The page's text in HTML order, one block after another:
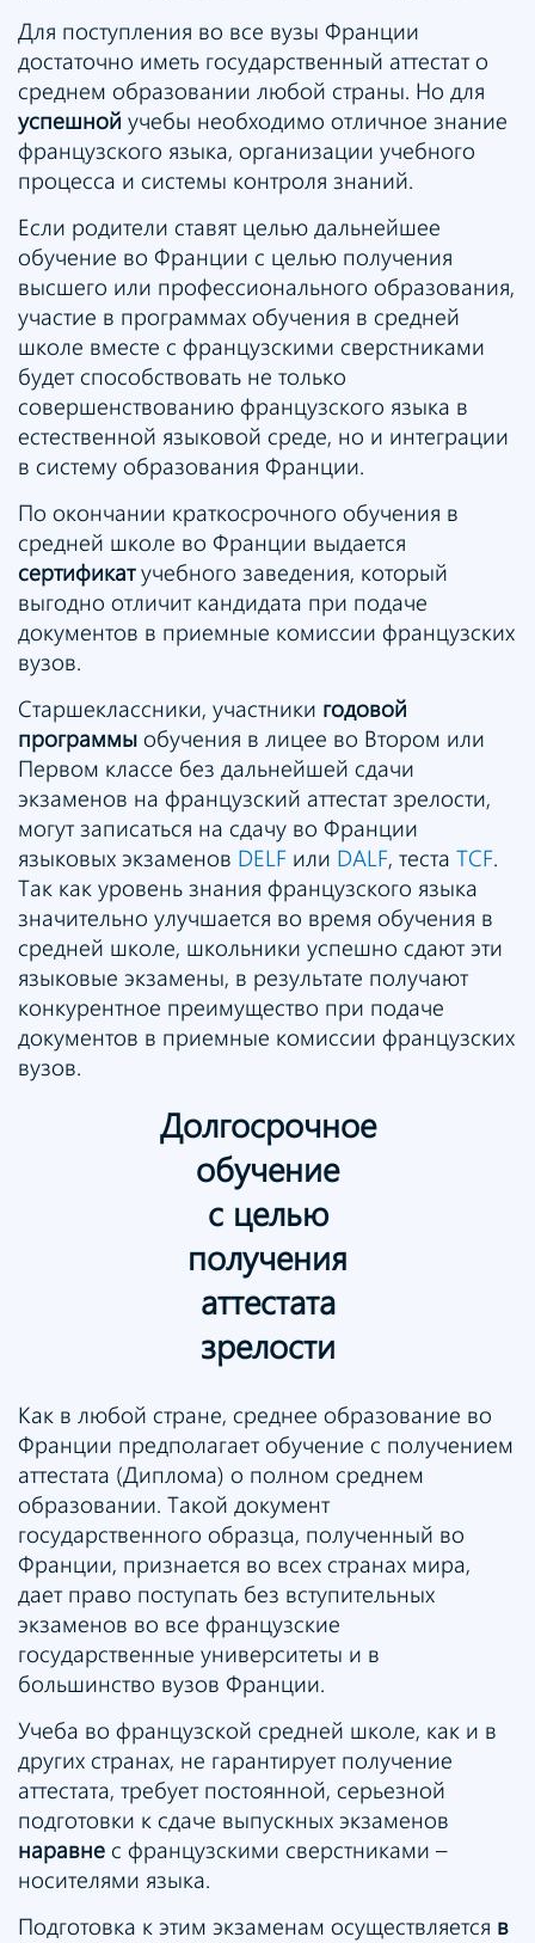
Для поступления во все вузы Франции
достаточно иметь государственный аттестат о
среднем образовании любой страны. Но для
успешной учебы необходимо отличное знание
французского языка, организации учебного
процесса и системы контроля знаний.
Если родители ставят целью дальнейшее
обучение во Франции с целью получения
высшего или профессионального образования,
участие в программах обучения в средней
школе вместе с французскими сверстниками
будет способствовать не только
совершенствованию французского языка в
естественной языковой среде, но и интеграции
в систему образования Франции.
По окончании краткосрочного обучения в
средней школе во Франции выдается
сертификатучебного заведения, который
выгодно отличит кандидата при подаче
документов в приемные комиссии французских
вузов.
Старшеклассники, участники годовой
программы обучения в лицее во Втором или
Первом классе без дальнейшей сдачи
экзаменов на французский аттестат зрелости,
могут записаться на сдачу во Франции
языковых экзаменов DELF или DALF, теста TCF.
Так как уровень знания французского языка
значительно улучшается во время обучения в
средней школе, школьники успешно сдают эти
языковые экзамены, в результате получают
конкурентное преимущество при подаче
документов в приемные комиссии французских
вузов.
Долгосрочное
обучение
с целью
получения
аттестата
зрелости
Как в любой стране, среднее образование во
Франции предполагает обучение с получением
аттестата (Диплома) о полном среднем
образовании. Такой документ
государственного образца, полученный во
Франции, признается во всех странах мира,
дает право поступать без вступительных
экзаменов во все французские
государственные университеты и в
большинство вузов Франции.
Учеба во французской средней школе, как и в
других странах, не гарантирует получение
аттестата, требует постоянной, серьезной
подготовки к сдаче выпускных экзаменов
наравне с французскими сверстниками –
носителями языка.
Подготовка к этим экзаменам осуществляется в